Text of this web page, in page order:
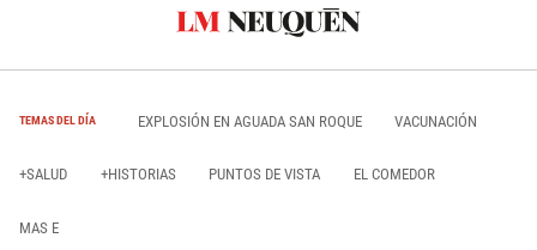
TEMAS DEL DÍA EXPLOSIÓN EN AGUADA SAN ROQUE VACUNACIÓN
+SALUD +HISTORIAS PUNTOS DE VISTA EL COMEDOR
MAS E